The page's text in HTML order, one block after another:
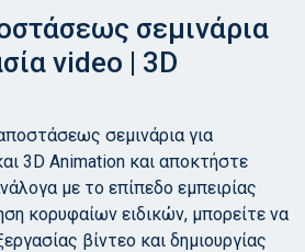
σεμινάρια
video | 3D
σεμινάρια για
3D Animation και αποκτήστε
με το επίπεδο εμπειρίας
κορυφαίων ειδικών, μπορείτε να
βίντεο και δημιουργίας